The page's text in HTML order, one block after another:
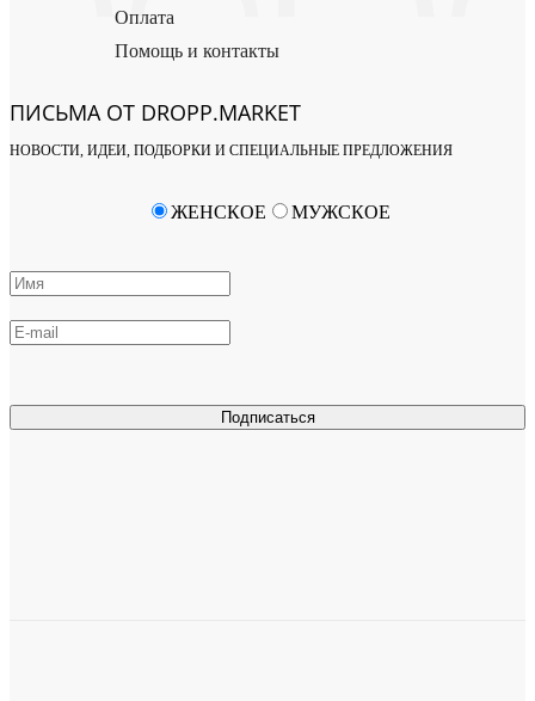
Оплата
Помощь и контакты
ПИСЬМА ОТ DROPP.MARKET
НОВОСТИ, ИДЕИ, ПОДБОРКИ И СПЕЦИАЛЬНЫЕ ПРЕДЛОЖЕНИЯ
Подписаться
ЖЕНСКОЕ МУЖСКОЕ